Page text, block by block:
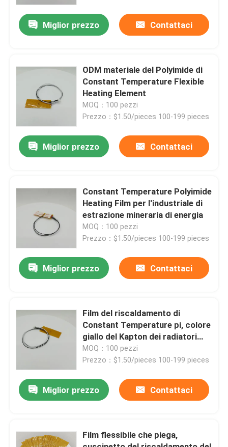
Casa
Video
Circa noi
Giro della fabbrica
Controllo di qualità
Notizie
Richieda una citazione
Radiatore del film di pi
Miglior prezzo Contattaci
ODM materiale del Polyimide di
Constant Temperature Flexible
Heating Element
MOQ：100 pezzi
Prezzo：$1.50/pieces 100-199 pieces
Miglior prezzo Contattaci
Constant Temperature Polyimide
Heating Film per l'industriale di
estrazione mineraria di energia
MOQ：100 pezzi
Prezzo：$1.50/pieces 100-199 pieces
Miglior prezzo Contattaci
Film del riscaldamento di
Constant Temperature pi, colore
giallo del Kapton dei radiatori
flessibili del Polyimide
MOQ：100 pezzi
Prezzo：$1.50/pieces 100-199 pieces
Miglior prezzo Contattaci
Film flessibile che piega,